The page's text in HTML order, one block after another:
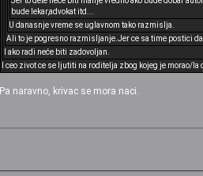
bude lekar,advokat itd...
U danasnje vreme se uglavnom tako razmislja.
Ali to je pogresno razmisljanje.Jer ce sa time postici
I ako radi neće biti zadovoljan.
I ceo zivot ce se ljutiti na roditelja zbog kojeg je morao/
Pa naravno, krivac se mora naci.